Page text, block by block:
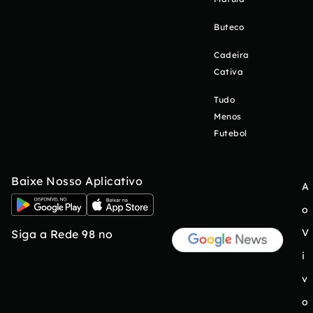
Buteco
Cadeira
Cativa
Tudo
Menos
Futebol
Baixe Nosso Aplicativo
Siga a Rede 98 no
A
o
V
i
v
o